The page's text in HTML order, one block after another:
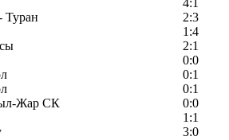
4:1
2:3
1:4
2:1
0:0
0:1
0:1
Жар СК
0:0
1:1
3:0